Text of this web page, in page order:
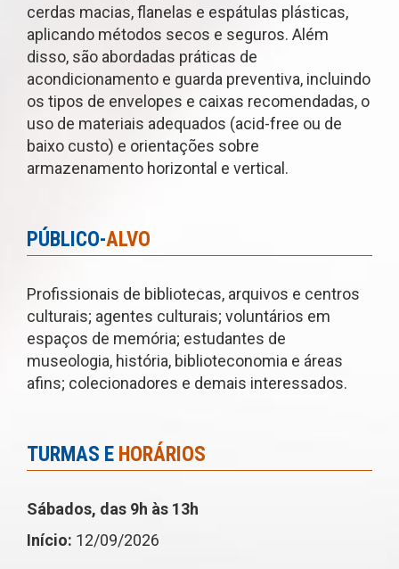
cerdas macias, flanelas e espátulas plásticas,
aplicando métodos secos e seguros. Além
disso, são abordadas práticas de
acondicionamento e guarda preventiva, incluindo
os tipos de envelopes e caixas recomendadas, o
uso de materiais adequados (acid-free ou de
baixo custo) e orientações sobre
armazenamento horizontal e vertical.
PÚBLICO-ALVO
Profissionais de bibliotecas, arquivos e centros
culturais; agentes culturais; voluntários em
espaços de memória; estudantes de
museologia, história, biblioteconomia e áreas
afins; colecionadores e demais interessados.
TURMAS E HORÁRIOS
Sábados, das 9h às 13h
Início: 12/09/2026